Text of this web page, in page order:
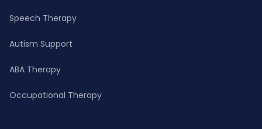
Speech Therapy
Autism Support
ABA Therapy
Occupational Therapy